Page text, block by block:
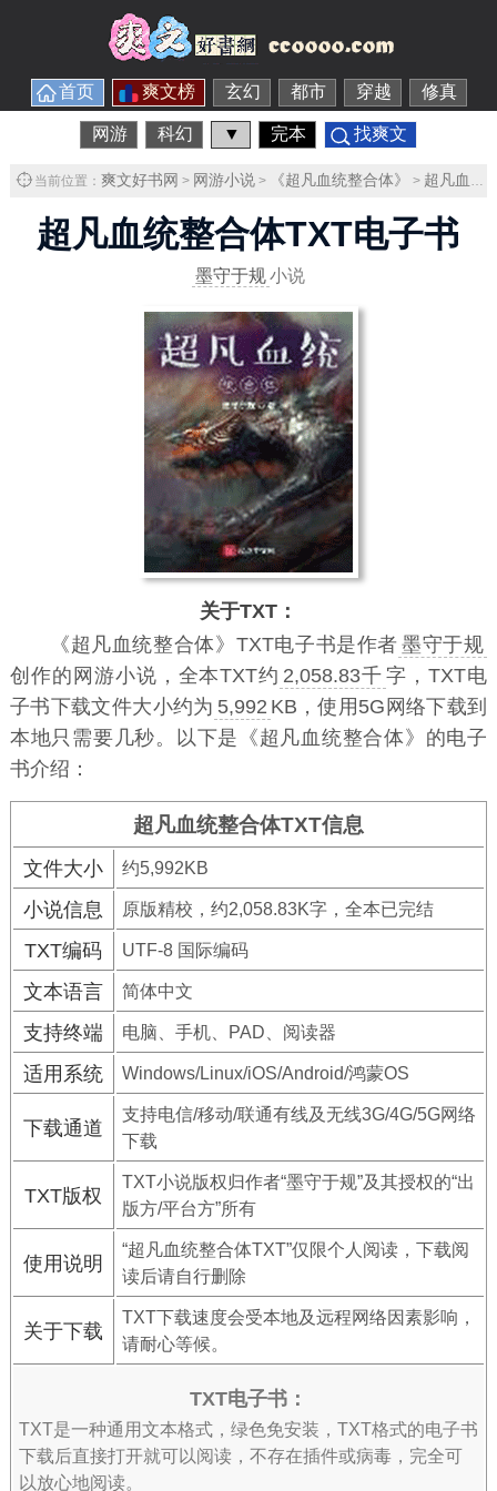
首页 爽文榜 玄幻 都市 穿越 修真
网游 科幻 ▼ 完本 找爽文
当前位置： 爽文好书网 > 网游小说> 《超凡血统整合体》 > 超凡血统整合体TXT下载
超凡血统整合体TXT电子书
墨守于规小说
关于TXT：
《超凡血统整合体》TXT电子书是作者 墨守于规
创作的网游小说，全本TXT约 2,058.83千 字，TXT电
子书下载文件大小约为 5,992 KB，使用5G网络下载到
本地只需要几秒。以下是《超凡血统整合体》的电子
书介绍：
超凡血统整合体TXT信息
文件大小 约5,992KB
小说信息 原版精校，约2,058.83K字，全本已完结
TXT编码 UTF-8 国际编码
文本语言 简体中文
支持终端 电脑、手机、PAD、阅读器
适用系统 Windows/Linux/iOS/Android/鸿蒙OS
下载通道
支持电信/移动/联通有线及无线3G/4G/5G网络
下载
TXT版权
TXT小说版权归作者“墨守于规”及其授权的“出
版方/平台方”所有
使用说明
“超凡血统整合体TXT”仅限个人阅读，下载阅
读后请自行删除
关于下载
TXT下载速度会受本地及远程网络因素影响，
请耐心等候。
TXT电子书：
TXT是一种通用文本格式，绿色免安装，TXT格式的电子书
下载后直接打开就可以阅读，不存在插件或病毒，完全可
以放心地阅读。